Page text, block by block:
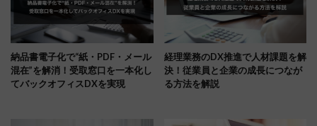
納品書電子化で“紙・PDF・メール
混在”を解消！受取窓口を一本化し
てバックオフィスDXを実現
経理業務のDX推進で人材課題を解
決！従業員と企業の成長につなが
る方法を解説